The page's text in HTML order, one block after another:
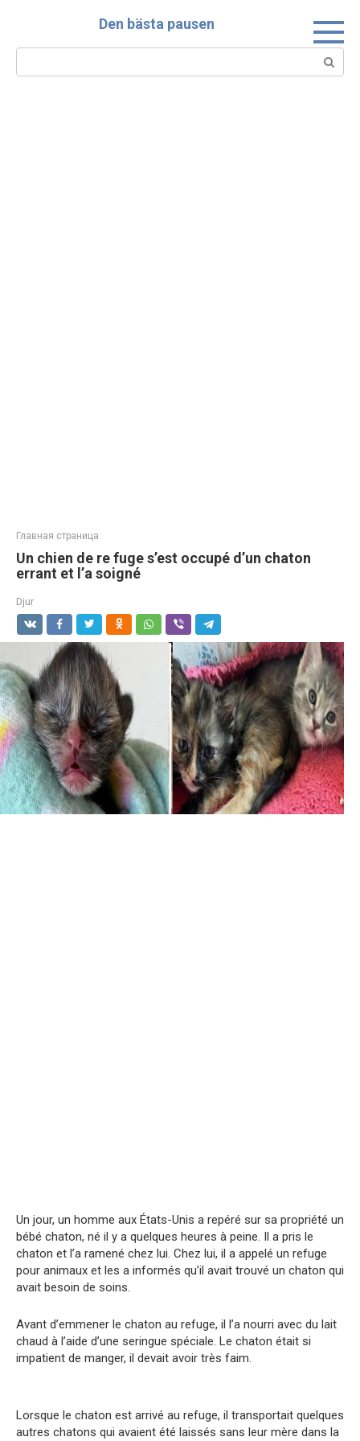
Den bästa pausen
Search:
Главная страница
Un chien de re fuge s’est occupé d’un chaton
errant et l’a soigné
Djur
Un jour, un homme aux États-Unis a repéré sur sa propriété un
bébé chaton, né il y a quelques heures à peine. Il a pris le
chaton et l’a ramené chez lui. Chez lui, il a appelé un refuge
pour animaux et les a informés qu’il avait trouvé un chaton qui
avait besoin de soins.
Avant d’emmener le chaton au refuge, il l’a nourri avec du lait
chaud à l’aide d’une seringue spéciale. Le chaton était si
impatient de manger, il devait avoir très faim.
Lorsque le chaton est arrivé au refuge, il transportait quelques
autres chatons qui avaient été laissés sans leur mère dans la